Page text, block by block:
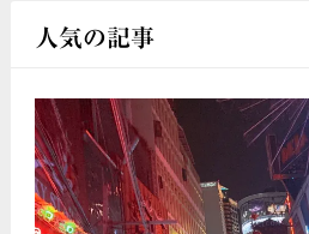
人気の記事